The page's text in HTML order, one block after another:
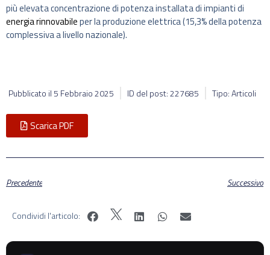
più elevata concentrazione di potenza installata di impianti di
energia rinnovabileper la produzione elettrica (15,3% della potenza
complessiva a livello nazionale).
Pubblicato il 5 Febbraio 2025 ID del post: 227685 Tipo: Articoli
Scarica PDF
Precedente Successivo
Condividi l'articolo: